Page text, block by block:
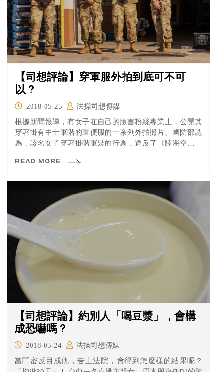
【司想評論】穿軍服外拍到底可不可
以？
2018-05-25
法操司想傳媒
根據新聞報導，有女子在自己的臉書粉絲專業上，公開其
穿著掛有中士軍階的軍便服的一系列外拍照片。國防部認
為，該名女子穿著掛階軍裝的行為，違反了《陸海空軍軍
請法律部門對女子提告以重振軍風。
READ MORE
【司想評論】約別人「喝豆漿」，會構
成恐嚇嗎？
2018-05-24
法操司想傳媒
當閨密反目成仇，告上法院，會得到怎麼樣的結果呢？